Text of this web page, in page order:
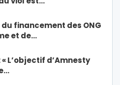
financement des ONG
et de…
L’objectif d’Amnesty